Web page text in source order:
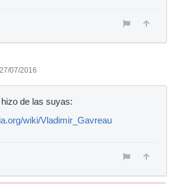
07/2016
de las suyas:
wiki/Vladimir_Gavreau